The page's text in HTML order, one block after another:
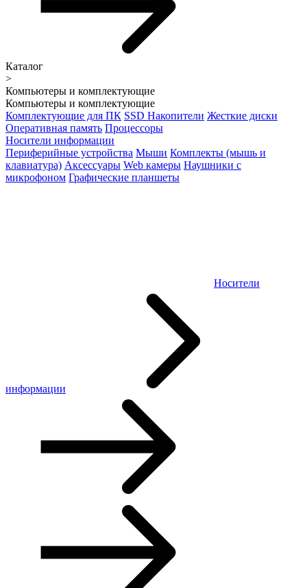
Каталог
>
Компьютеры и комплектующие
Компьютеры и комплектующие
Комплектующие для ПК SSD Накопители Жесткие диски
Оперативная память Процессоры
Носители информации
Периферийные устройства Мыши Комплекты (мышь и
клавиатура) Аксессуары Web камеры Наушники с
микрофоном Графические планшеты
Носители
информации